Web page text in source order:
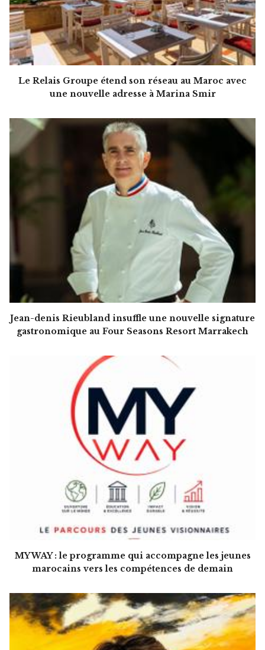
Le Relais Groupe étend son réseau au Maroc avec
une nouvelle adresse à Marina Smir
Jean-denis Rieubland insuffle une nouvelle signature
gastronomique au Four Seasons Resort Marrakech
MY WAY : le programme qui accompagne les jeunes
marocains vers les compétences de demain